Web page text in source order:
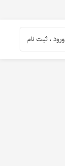
ورود ، ثبت نام